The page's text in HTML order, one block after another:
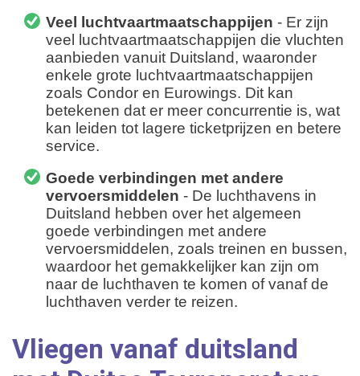
Veel luchtvaartmaatschappijen - Er zijn
veel luchtvaartmaatschappijen die vluchten
aanbieden vanuit Duitsland, waaronder
enkele grote luchtvaartmaatschappijen
zoals Condor en Eurowings. Dit kan
betekenen dat er meer concurrentie is, wat
kan leiden tot lagere ticketprijzen en betere
service.
Goede verbindingen met andere
vervoersmiddelen - De luchthavens in
Duitsland hebben over het algemeen
goede verbindingen met andere
vervoersmiddelen, zoals treinen en bussen,
waardoor het gemakkelijker kan zijn om
naar de luchthaven te komen of vanaf de
luchthaven verder te reizen.
Vliegen vanaf duitsland